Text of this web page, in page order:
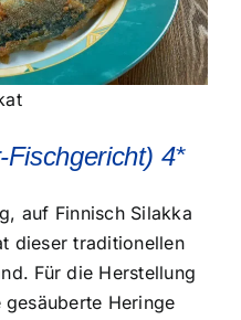
4*
auf Finnisch Silakka
dieser traditionellen
Für die Herstellung
Heringe